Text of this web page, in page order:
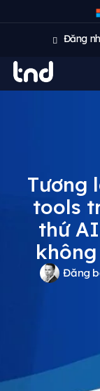
Đăng
Tương
tools
thứ
Đăng